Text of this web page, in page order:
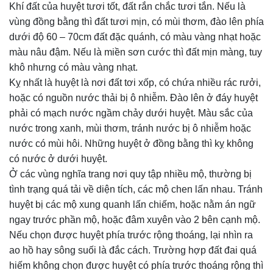
Khí đất của huyệt tươi tốt, đất rắn chắc tươi tắn. Nếu là
vùng đồng bằng thì đất tươi mịn, có mùi thơm, đào lên phía
dưới độ 60 – 70cm đất đặc quánh, có màu vàng nhạt hoặc
màu nâu đậm. Nếu là miền sơn cước thì đất mịn màng, tuy
khô nhưng có màu vàng nhạt.
Kỵ nhất là huyệt là nơi đất tơi xốp, có chứa nhiều rác rưởi,
hoặc có nguồn nước thải bị ô nhiễm. Đào lên ở đáy huyệt
phải có mạch nước ngầm chảy dưới huyệt. Màu sắc của
nước trong xanh, mùi thơm, tránh nước bị ô nhiễm hoặc
nước có mùi hôi. Những huyệt ở đồng bằng thì kỵ không
có nước ở dưới huyệt.
Ở các vùng nghĩa trang nơi quy tập nhiều mộ, thường bị
tình trạng quá tải về diện tích, các mộ chen lấn nhau. Tránh
huyệt bị các mộ xung quanh lấn chiếm, hoặc nằm án ngữ
ngay trước phần mộ, hoặc đâm xuyên vào 2 bên cạnh mộ.
Nếu chọn được huyệt phía trước rộng thoáng, lại nhìn ra
ao hồ hay sông suối là đắc cách. Trường hợp đất đai quá
hiếm không chọn được huyệt có phía trước thoáng rộng thì